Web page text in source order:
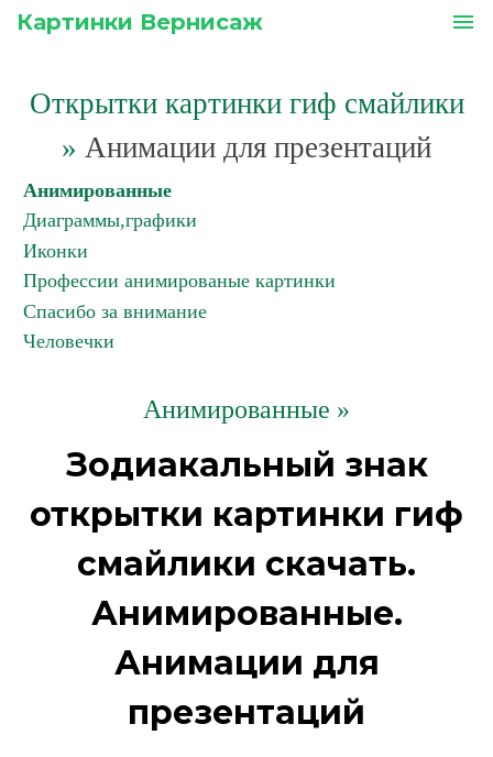
Картинки Вернисаж menu
Открытки картинки гиф смайлики
» Анимации для презентаций
Анимированные
Диаграммы,графики
Иконки
Профессии анимированые картинки
Спасибо за внимание
Человечки
Анимированные »
Зодиакальный знак
открытки картинки гиф
смайлики скачать.
Анимированные.
Анимации для
презентаций